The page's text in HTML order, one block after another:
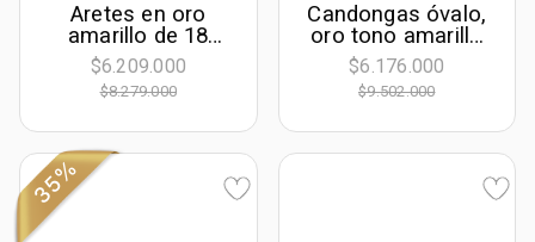
Aretes en oro
amarillo de 18
Kilates, Lágrima
$6.209.000
$8.279.000
Candongas óvalo,
oro tono amarillo
18k, liso
$6.176.000
$9.502.000
35%